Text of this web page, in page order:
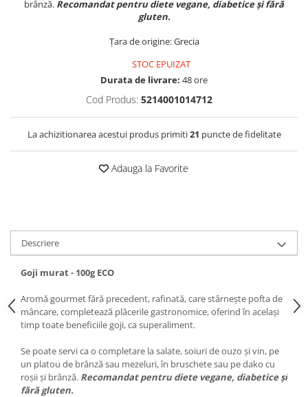
brânză. Recomandat pentru diete vegane, diabetice și fără
gluten.
Țara de origine: Grecia
STOC EPUIZAT
Durata de livrare: 48 ore
Cod Produs: 5214001014712
La achizitionarea acestui produs primiti21 puncte de fidelitate
Adauga la Favorite
Descriere
Goji murat - 100g ECO
Aromă gourmet fără precedent, rafinată, care stârnește pofta de
mâncare, completează plăcerile gastronomice, oferind în același
timp toate beneficiile goji, ca superaliment.
Se poate servi ca o completare la salate, soiuri de ouzo și vin, pe
un platou de brânză sau mezeluri, în bruschete sau pe dako cu
roșii și brânză. Recomandat pentru diete vegane, diabetice și
fără gluten.